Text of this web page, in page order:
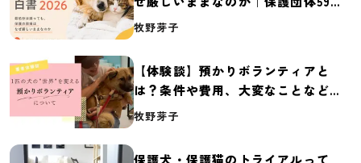
体の実態調査【保護犬・保護猫白書
牧野芽子
【体験談】預かりボランティアと
は？条件や費用、大変なことなど紹
介
牧野芽子
保護犬・保護猫のトライアルって